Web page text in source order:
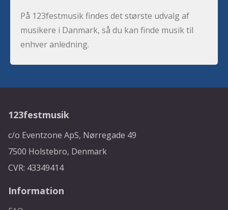
På 123festmusik findes det største udvalg af
musikere i Danmark, så du kan finde musik til
enhver anledning.
123festmusik
c/o Eventzone ApS, Nørregade 49
7500 Holstebro, Denmark
CVR: 43349414
Information